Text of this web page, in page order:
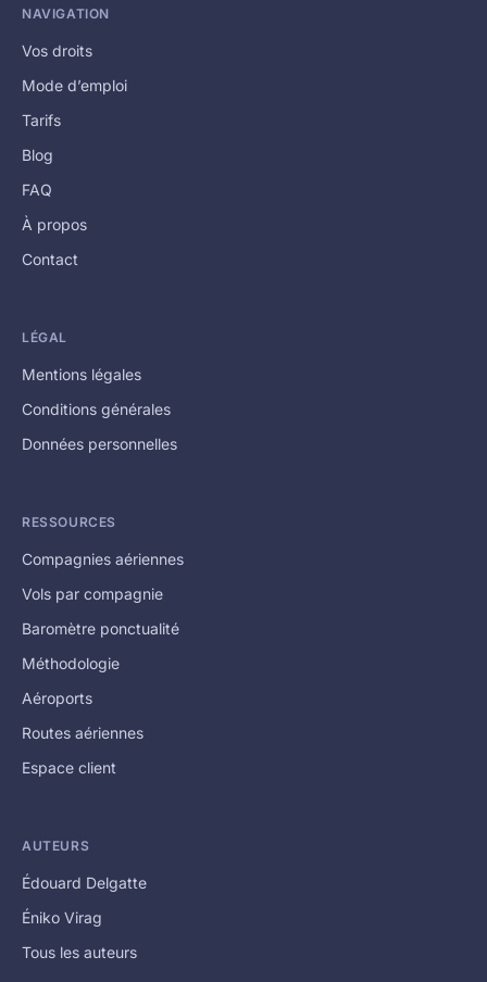
NAVIGATION
Vos droits
Mode d’emploi
Tarifs
Blog
FAQ
À propos
Contact
LÉGAL
Mentions légales
Conditions générales
Données personnelles
RESSOURCES
Compagnies aériennes
Vols par compagnie
Baromètre ponctualité
Méthodologie
Aéroports
Routes aériennes
Espace client
AUTEURS
Édouard Delgatte
Éniko Virag
Tous les auteurs